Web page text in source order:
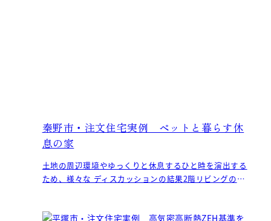
秦野市・注文住宅実例 ペットと暮らす休
息の家
土地の周辺環境やゆっくりと休息するひと時を演出する
ため、様々な ディスカッションの結果2階リビングの計